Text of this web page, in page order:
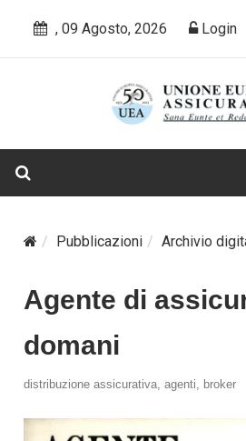
, 09 Agosto, 2026 Login
Pubblicazioni Archivio
Agente di
domani
distribuzione assicurativa, agenti, broker